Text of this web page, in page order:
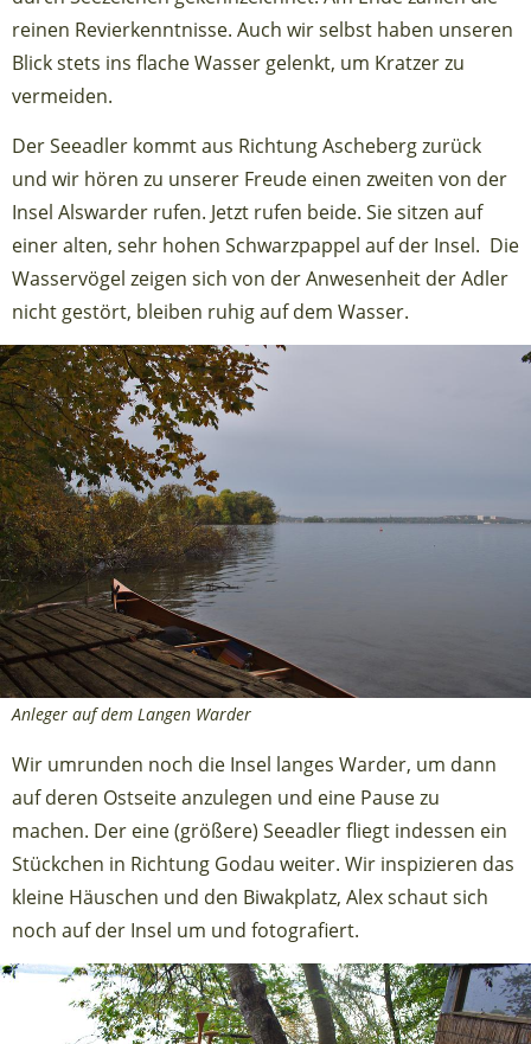
reinen Revierkenntnisse. Auch wir selbst haben unseren
Blick stets ins flache Wasser gelenkt, um Kratzer zu
vermeiden.
Der Seeadler kommt aus Richtung Ascheberg zurück
und wir hören zu unserer Freude einen zweiten von der
Insel Alswarder rufen. Jetzt rufen beide. Sie sitzen auf
einer alten, sehr hohen Schwarzpappel auf der Insel. Die
Wasservögel zeigen sich von der Anwesenheit der Adler
nicht gestört, bleiben ruhig auf dem Wasser.
Anleger auf dem Langen Warder
Wir umrunden noch die Insel langes Warder, um dann
auf deren Ostseite anzulegen und eine Pause zu
machen. Der eine (größere) Seeadler fliegt indessen ein
Stückchen in Richtung Godau weiter. Wir inspizieren das
kleine Häuschen und den Biwakplatz, Alex schaut sich
noch auf der Insel um und fotografiert.